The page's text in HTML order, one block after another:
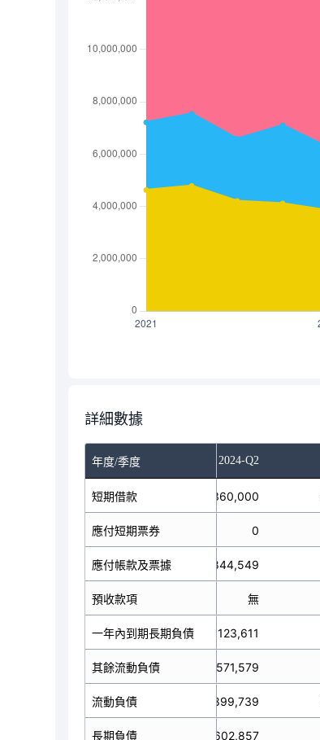
詳細數據
年度/季度
2024-Q1 2024-Q2
短期借款
應付短期票券
應付帳款及票據
預收款項
一年內到期長期負債
其餘流動負債
流動負債
長期負債
2,150,000 1,360,000
199,980 0
735,544 844,549
無 無
163,750 123,611
570,559 571,579
3,819,833 2,899,739
746,810 602,857